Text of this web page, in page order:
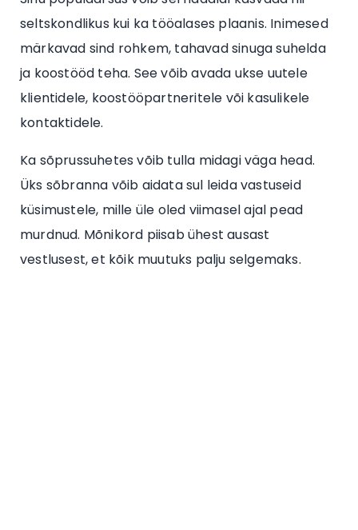
seltskondlikus kui ka tööalases plaanis. Inimesed
märkavad sind rohkem, tahavad sinuga suhelda
ja koostööd teha. See võib avada ukse uutele
klientidele, koostööpartneritele või kasulikele
kontaktidele.
Ka sõprussuhetes võib tulla midagi väga head.
Üks sõbranna võib aidata sul leida vastuseid
küsimustele, mille üle oled viimasel ajal pead
murdnud. Mõnikord piisab ühest ausast
vestlusest, et kõik muutuks palju selgemaks.